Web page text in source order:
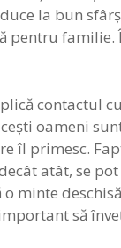
la bun
pentru familie.
contactul
oameni
îl primesc.
atât, se
minte
să